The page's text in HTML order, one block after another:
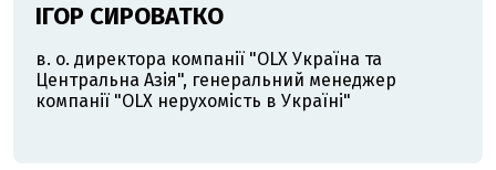
ІГОР СИРОВАТКО
в. о. директора компанії "OLX Україна та
Центральна Азія", генеральний менеджер
компанії "OLX нерухомість в Україні"